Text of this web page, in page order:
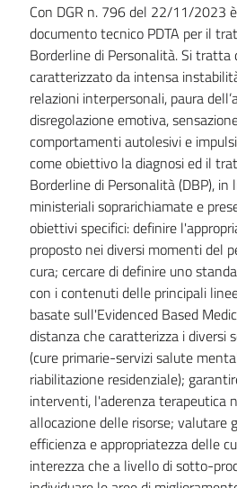
Con DGR n. 796 del 22/11/2023
documento tecnico PDTA per il
Borderline di Personalità. Si tratta
caratterizzato da intensa
relazioni interpersonali, paura
disregolazione emotiva,
comportamenti autolesivi e
come obiettivo la diagnosi ed il
Borderline di Personalità (DBP),
ministeriali soprarichiamate e
obiettivi specifici: definire
proposto nei diversi momenti del
cura; cercare di definire uno
con i contenuti delle principali
basate sull'Evidenced Based
distanza che caratterizza i diversi
(cure primarie-servizi salute
riabilitazione residenziale);
interventi, l'aderenza terapeutica
allocazione delle risorse; valutare
efficienza e appropriatezza delle
interezza che a livello di sotto-